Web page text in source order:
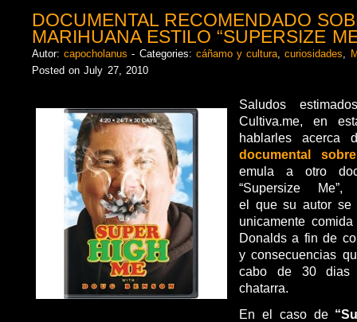
DOCUMENTAL RECOMENDADO
MARIHUANA ESTILO “SUPERSIZE
Autor:capocholanus - Categories: cáñamo y cultura,curiosidades,
Posted on July 27, 2010
Saludos
Cultiva.me, en
hablarles
documental
emula a otro
“Supersize
el que su autor se
unicamente
Donalds a fin de
y consecuencias
cabo de 30 dias
chatarra.
En el caso de